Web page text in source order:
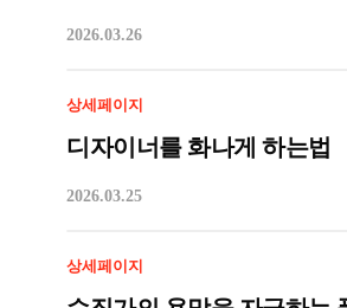
2026.03.26
상세페이지
디자이너를 화나게 하는법
2026.03.25
상세페이지